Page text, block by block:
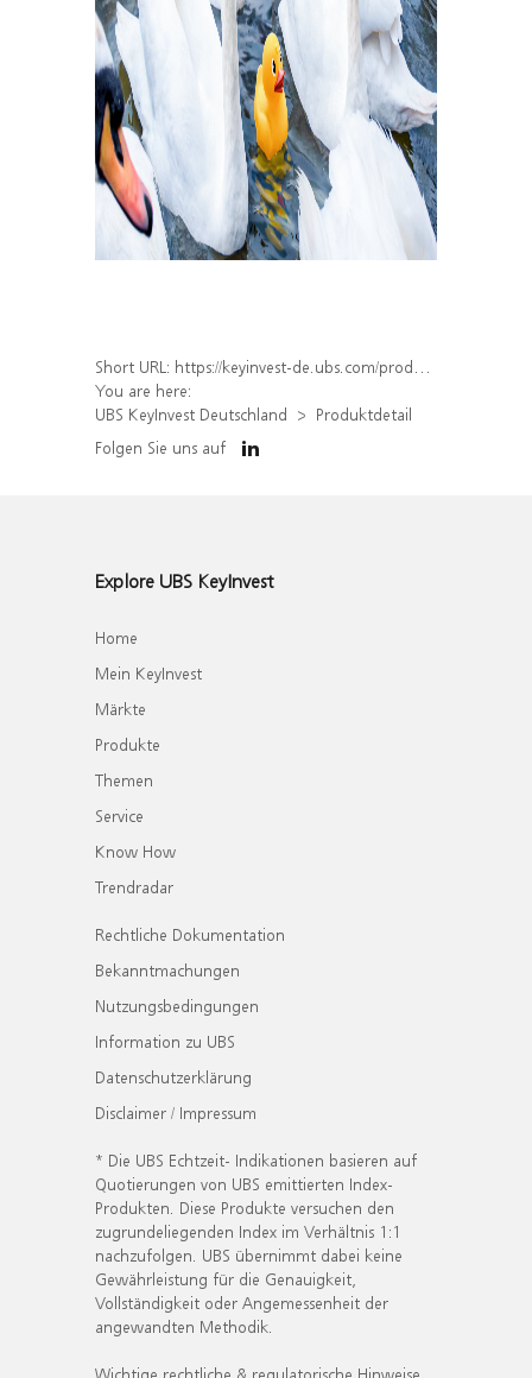
Short URL: https://keyinvest-de.ubs.com/produkt/detail/index/isin/DE000WA45KU1
You are here:
UBS KeyInvest Deutschland
Produktdetail
Folgen Sie uns auf
Explore UBS KeyInvest
Home
Mein KeyInvest
Märkte
Produkte
Themen
Service
Know How
Trendradar
Rechtliche Dokumentation
Bekanntmachungen
Nutzungsbedingungen
Information zu UBS
Datenschutzerklärung
Disclaimer / Impressum
* Die UBS Echtzeit- Indikationen basieren auf
Quotierungen von UBS emittierten Index-
Produkten. Diese Produkte versuchen den
zugrundeliegenden Index im Verhältnis 1:1
nachzufolgen. UBS übernimmt dabei keine
Gewährleistung für die Genauigkeit,
Vollständigkeit oder Angemessenheit der
angewandten Methodik.